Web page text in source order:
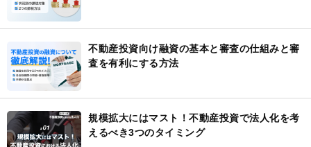
不動産投資向け融資の基本と審査の仕組みと審
査を有利にする方法
規模拡大にはマスト！不動産投資で法人化を考
えるべき3つのタイミング